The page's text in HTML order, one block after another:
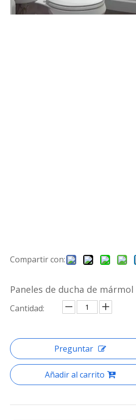
Compartir con:
Paneles de ducha de
Cantidad:
Preguntar
Añadir al carrito